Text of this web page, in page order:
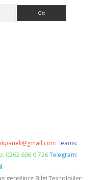
Teams:
0262 606 0 726 Telegram:
gereğince Bilgi Teknolojileri